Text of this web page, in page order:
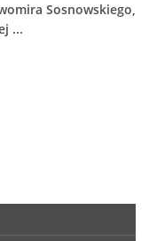
Sosnowskiego,
...